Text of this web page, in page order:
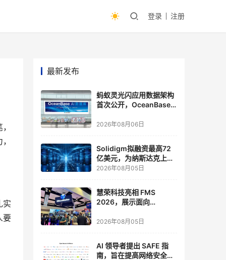
登录 注册
实
要
最新发布
蚂蚁灵光闪应用数据架构
首次公开，OceanBase
2026年08月06日
Solidigm拟融资最高72
亿美元，为纳斯达克上市
做准备
2026年08月05日
慧荣科技亮相 FMS
2026，展示面向
存储方案
2026年08月05日
AI 领导者提出 SAFE 指
南，旨在提高网络安全透